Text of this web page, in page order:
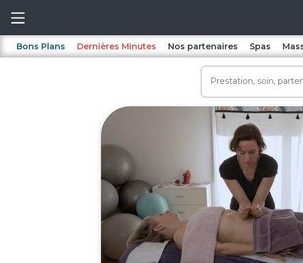
Bons Plans Dernières Minutes Nos partenaires Spas